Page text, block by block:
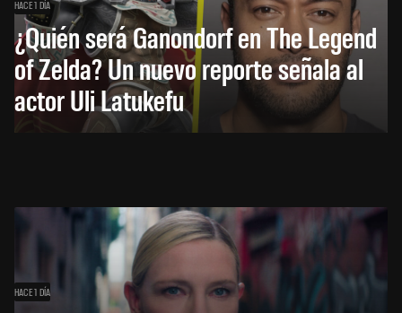
HACE 1 DÍA
¿Quién será Ganondorf en The Legend
of Zelda? Un nuevo reporte señala al
actor Uli Latukefu
HACE 1 DÍA